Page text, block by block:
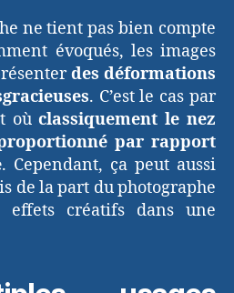
ne tient pas bien compte
évoqués, les images
des déformations
. C’est le cas par
oùclassiquement le nez
par rapport
. Cependant, ça peut aussi
de la part du photographe
créatifs dans une